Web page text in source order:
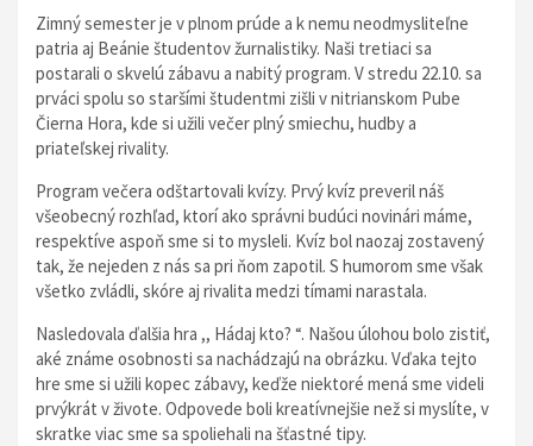
Zimný semester je v plnom prúde a k nemu neodmysliteľne
patria aj Beánie študentov žurnalistiky. Naši tretiaci sa
postarali o skvelú zábavu a nabitý program. V stredu 22.10. sa
prváci spolu so staršími študentmi zišli v nitrianskom Pube
Čierna Hora, kde si užili večer plný smiechu, hudby a
priateľskej rivality.
Program večera odštartovali kvízy. Prvý kvíz preveril náš
všeobecný rozhľad, ktorí ako správni budúci novinári máme,
respektíve aspoň sme si to mysleli. Kvíz bol naozaj zostavený
tak, že nejeden z nás sa pri ňom zapotil. S humorom sme však
všetko zvládli, skóre aj rivalita medzi tímami narastala.
Nasledovala ďalšia hra ,, Hádaj kto? “. Našou úlohou bolo zistiť,
aké známe osobnosti sa nachádzajú na obrázku. Vďaka tejto
hre sme si užili kopec zábavy, keďže niektoré mená sme videli
prvýkrát v živote. Odpovede boli kreatívnejšie než si myslíte, v
skratke viac sme sa spoliehali na šťastné tipy.